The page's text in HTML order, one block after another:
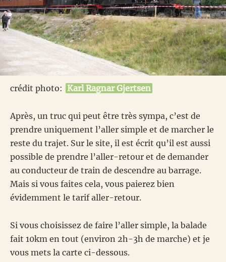
crédit photo: Karl Ragnar Gjertsen
Après, un truc qui peut être très sympa, c’est de
prendre uniquement l’aller simple et de marcher le
reste du trajet. Sur le site, il est écrit qu’il est aussi
possible de prendre l’aller-retour et de demander
au conducteur de train de descendre au barrage.
Mais si vous faites cela, vous paierez bien
évidemment le tarif aller-retour.
Si vous choisissez de faire l’aller simple, la balade
fait 10km en tout (environ 2h-3h de marche) et je
vous mets la carte ci-dessous.